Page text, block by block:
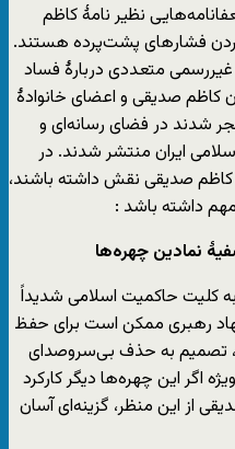
نظیر نامۀ کاظم
فشارهای پشت‌پرده هستند.
متعددی دربارۀ فساد
کاظم صدیقی و اعضای خانوادۀ
شدند در فضای رسانه‌ای و
ایران منتشر شدند. در
کاظم صدیقی نقش داشته باشند،
داشته باشد :
نمادین چهره‌ها
کلیت حاکمیت اسلامی شدیداً
رهبری ممکن است برای حفظ
تصمیم به حذف بی‌سروصدای
اگر این چهره‌ها دیگر کارکرد
از این منظر، گزینه‌ای آسان